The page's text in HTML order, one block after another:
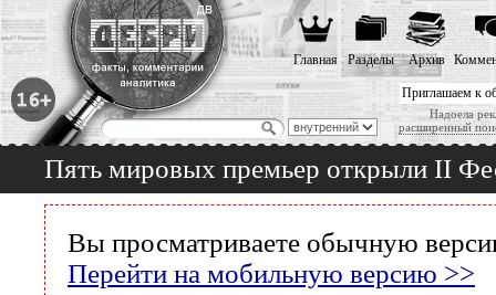
Приглашаем к
Надоела
расширенный
Главная Разделы Архив
Пять мировых премьер открыли II
Вы просматриваете обычную
Перейти на мобильную версию >>